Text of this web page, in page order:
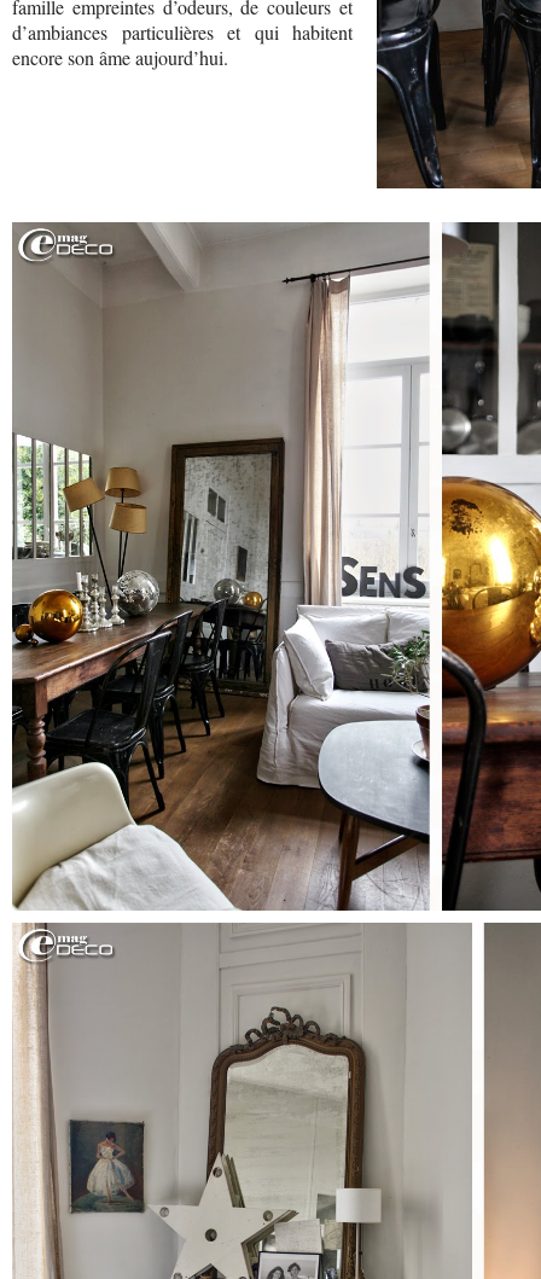
famille empreintes d’odeurs, de couleurs et
d’ambiances particulières et qui habitent
encore son âme aujourd’hui.